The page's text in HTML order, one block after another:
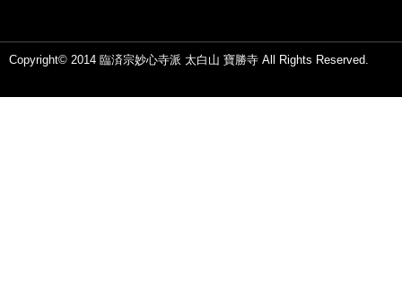
Copyright© 2014 臨済宗妙心寺派 太白山 寶勝寺 All Rights Reserved.